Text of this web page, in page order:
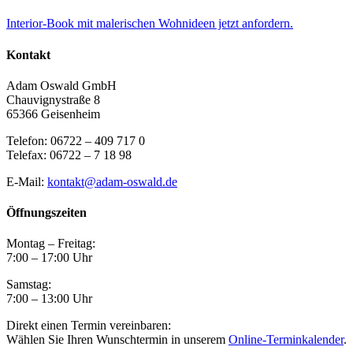
Interior-Book mit malerischen Wohnideen jetzt anfordern.
Kontakt
Adam Oswald GmbH
Chauvignystraße 8
65366 Geisenheim
Telefon: 06722 – 409 717 0
Telefax: 06722 – 7 18 98
E-Mail: kontakt@adam-oswald.de
Öffnungszeiten
Montag – Freitag:
7:00 – 17:00 Uhr
Samstag:
7:00 – 13:00 Uhr
Direkt einen Termin vereinbaren:
Wählen Sie Ihren Wunschtermin in unserem Online-Terminkalender.